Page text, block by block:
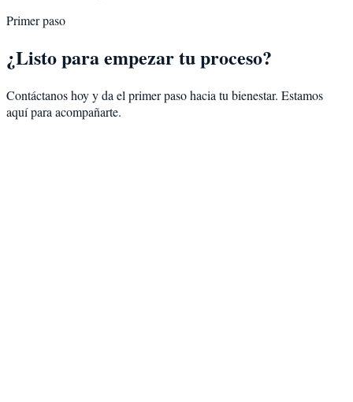
Primer paso
¿Listo para empezar tu proceso?
Contáctanos hoy y da el primer paso hacia tu bienestar. Estamos
aquí para acompañarte.